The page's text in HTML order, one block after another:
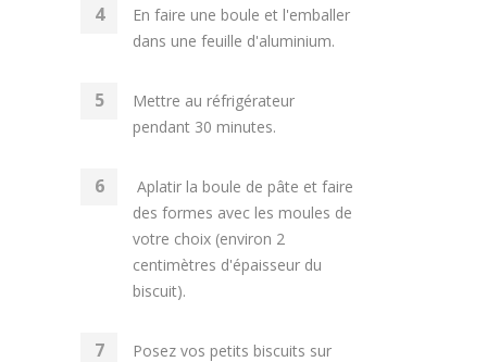
En faire une boule et l'emballer
dans une feuille d'aluminium.
Mettre au réfrigérateur
pendant 30 minutes.
Aplatir la boule de pâte et faire
des formes avec les moules de
votre choix (environ 2
centimètres d'épaisseur du
biscuit).
Posez vos petits biscuits sur